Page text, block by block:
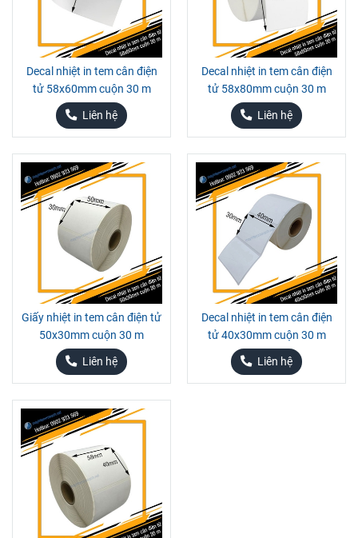
Decal nhiệt in tem cân điện
tử 58x60mm cuộn 30 m
Liên hệ
Decal nhiệt in tem cân điện
tử 58x80mm cuộn 30 m
Liên hệ
Giấy nhiệt in tem cân điện tử
50x30mm cuộn 30 m
Liên hệ
Decal nhiệt in tem cân điện
tử 40x30mm cuộn 30 m
Liên hệ